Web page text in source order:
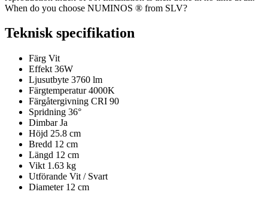
When do you choose NUMINOS ® from SLV?
Teknisk specifikation
Färg Vit
Effekt 36W
Ljusutbyte 3760 lm
Färgtemperatur4000K
Färgåtergivning CRI 90
Spridning 36°
DimbarJa
Höjd 25.8 cm
Bredd 12 cm
Längd 12 cm
Vikt 1.63 kg
Utförande Vit / Svart
Diameter12 cm